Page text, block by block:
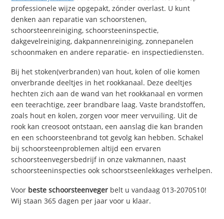
professionele wijze opgepakt, zónder overlast. U kunt
denken aan reparatie van schoorstenen,
schoorsteenreiniging, schoorsteeninspectie,
dakgevelreiniging, dakpannenreiniging, zonnepanelen
schoonmaken en andere reparatie- en inspectiediensten.
Bij het stoken(verbranden) van hout, kolen of olie komen
onverbrande deeltjes in het rookkanaal. Deze deeltjes
hechten zich aan de wand van het rookkanaal en vormen
een teerachtige, zeer brandbare laag. Vaste brandstoffen,
zoals hout en kolen, zorgen voor meer vervuiling. Uit de
rook kan creosoot ontstaan, een aanslag die kan branden
en een schoorsteenbrand tot gevolg kan hebben. Schakel
bij schoorsteenproblemen altijd een ervaren
schoorsteenvegersbedrijf in onze vakmannen, naast
schoorsteeninspecties ook schoorstseenlekkages verhelpen.
Voor beste schoorsteenveger belt u vandaag 013-2070510!
Wij staan 365 dagen per jaar voor u klaar.